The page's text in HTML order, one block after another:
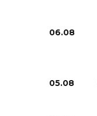
06.08
05.08